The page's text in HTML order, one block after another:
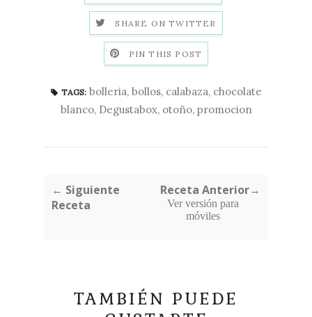
SHARE ON TWITTER
PIN THIS POST
TAGS: bolleria, bollos, calabaza, chocolate
blanco, Degustabox, otoño, promocion
← Siguiente
Receta
Receta Anterior→
Ver versión para
móviles
TAMBIÉN PUEDE